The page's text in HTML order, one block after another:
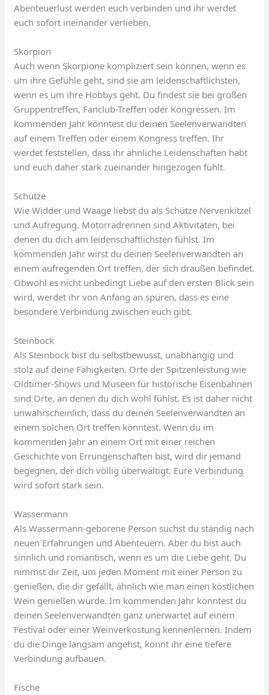
Abenteuerlust werden euch verbinden und ihr werdet
euch sofort ineinander verlieben.
Skorpion
Auch wenn Skorpione kompliziert sein können, wenn es
um ihre Gefühle geht, sind sie am leidenschaftlichsten,
wenn es um ihre Hobbys geht. Du findest sie bei großen
Gruppentreffen, Fanclub-Treffen oder Kongressen. Im
kommenden Jahr könntest du deinen Seelenverwandten
auf einem Treffen oder einem Kongress treffen. Ihr
werdet feststellen, dass ihr ähnliche Leidenschaften habt
und euch daher stark zueinander hingezogen fühlt.
Schütze
Wie Widder und Waage liebst du als Schütze Nervenkitzel
und Aufregung. Motorradrennen sind Aktivitäten, bei
denen du dich am leidenschaftlichsten fühlst. Im
kommenden Jahr wirst du deinen Seelenverwandten an
einem aufregenden Ort treffen, der sich draußen befindet.
Obwohl es nicht unbedingt Liebe auf den ersten Blick sein
wird, werdet ihr von Anfang an spüren, dass es eine
besondere Verbindung zwischen euch gibt.
Steinbock
Als Steinbock bist du selbstbewusst, unabhängig und
stolz auf deine Fähigkeiten. Orte der Spitzenleistung wie
Oldtimer-Shows und Museen für historische Eisenbahnen
sind Orte, an denen du dich wohl fühlst. Es ist daher nicht
unwahrscheinlich, dass du deinen Seelenverwandten an
einem solchen Ort treffen könntest. Wenn du im
kommenden Jahr an einem Ort mit einer reichen
Geschichte von Errungenschaften bist, wird dir jemand
begegnen, der dich völlig überwältigt. Eure Verbindung
wird sofort stark sein.
Wassermann
Als Wassermann-geborene Person suchst du ständig nach
neuen Erfahrungen und Abenteuern. Aber du bist auch
sinnlich und romantisch, wenn es um die Liebe geht. Du
nimmst dir Zeit, um jeden Moment mit einer Person zu
genießen, die dir gefällt, ähnlich wie man einen köstlichen
Wein genießen würde. Im kommenden Jahr könntest du
deinen Seelenverwandten ganz unerwartet auf einem
Festival oder einer Weinverkostung kennenlernen. Indem
du die Dinge langsam angehst, könnt ihr eine tiefere
Verbindung aufbauen.
Fische